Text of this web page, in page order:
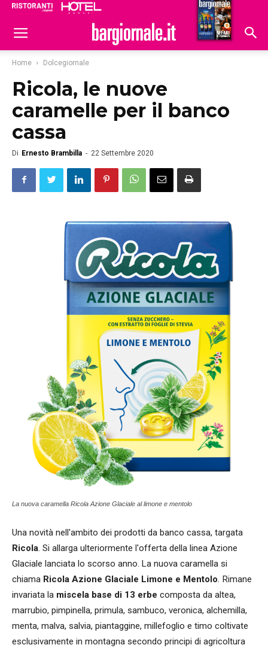
Hoteldomani
Home Dolcegiornale
Ricola, le nuove
caramelle per il banco
cassa
Di Ernesto Brambilla - 22 Settembre 2020
La nuova caramella Ricola Azione Glaciale al limone e mentolo
Una novità nell'ambito dei prodotti da banco cassa, targata
Ricola. Si allarga ulteriormente l'offerta della linea Azione
Glaciale lanciata lo scorso anno. La nuova caramella si
chiama Ricola Azione Glaciale Limone e Mentolo. Rimane
invariata la miscela base di 13 erbe composta da altea,
marrubio, pimpinella, primula, sambuco, veronica, alchemilla,
menta, malva, salvia, piantaggine, millefoglio e timo coltivate
esclusivamente in montagna secondo principi di agricoltura